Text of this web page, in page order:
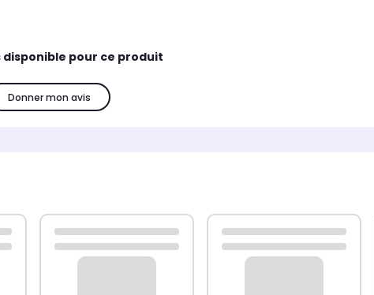
disponible pour ce produit
Donner mon avis